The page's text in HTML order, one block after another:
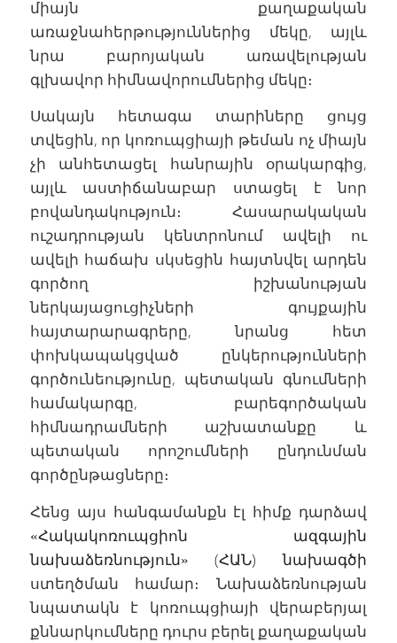
միայն քաղաքական
առաջնահերթություններից մեկը, այլև
նրա բարոյական առավելության
գլխավոր հիմնավորումներից մեկը։
Սակայն հետագա տարիները ցույց
տվեցին, որ կոռուպցիայի թեման ոչ միայն
չի անհետացել հանրային օրակարգից,
այլև աստիճանաբար ստացել է նոր
բովանդակություն։ Հասարակական
ուշադրության կենտրոնում ավելի ու
ավելի հաճախ սկսեցին հայտնվել արդեն
գործող իշխանության
ներկայացուցիչների գույքային
հայտարարագրերը, նրանց հետ
փոխկապակցված ընկերությունների
գործունեությունը, պետական գնումների
համակարգը, բարեգործական
հիմնադրամների աշխատանքը և
պետական որոշումների ընդունման
գործընթացները։
Հենց այս հանգամանքն էլ հիմք դարձավ
«Հակակոռուպցիոն ազգային
նախաձեռնություն» (ՀԱՆ) նախագծի
ստեղծման համար։ Նախաձեռնության
նպատակն է կոռուպցիայի վերաբերյալ
քննարկումները դուրս բերել քաղաքական